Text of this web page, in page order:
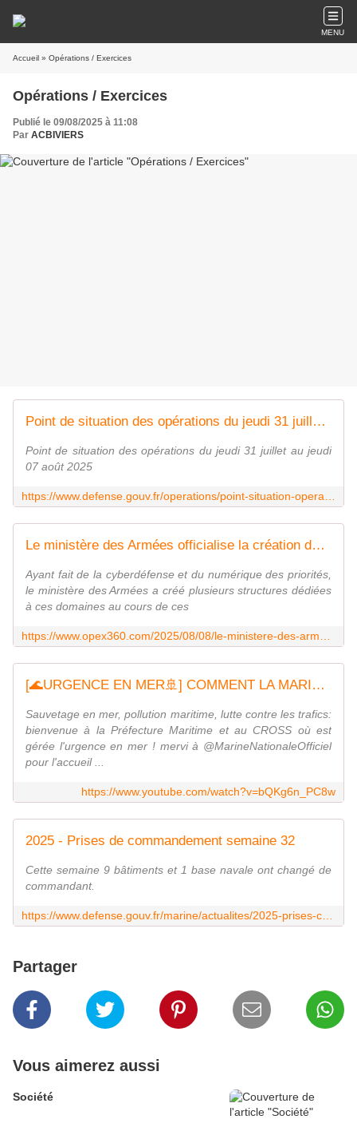
MENU
Accueil » Opérations / Exercices
Opérations / Exercices
Publié le 09/08/2025 à 11:08
Par ACBIVIERS
Point de situation des opérations du jeudi 31 juillet au jeudi 07 août 2025
Point de situation des opérations du jeudi 31 juillet au jeudi
07 août 2025
Le ministère des Armées officialise la création du Commissariat au numérique de défense - Zone Militaire
Ayant fait de la cyberdéfense et du numérique des priorités,
le ministère des Armées a créé plusieurs structures dédiées
à ces domaines au cours de ces
[🌊URGENCE EN MER🚢] COMMENT LA MARINE NATIONALE NOUS PROTÈGE ⚓ - visite CROSS & Préfecture Maritime
Sauvetage en mer, pollution maritime, lutte contre les trafics:
bienvenue à la Préfecture Maritime et au CROSS où est
gérée l'urgence en mer ! mervi à @MarineNationaleOfficiel
pour l'accueil ...
https://www.youtube.com/watch?v=bQKg6n_PC8w
2025 - Prises de commandement semaine 32
Cette semaine 9 bâtiments et 1 base navale ont changé de
commandant.
Partager
Vous aimerez aussi
Société